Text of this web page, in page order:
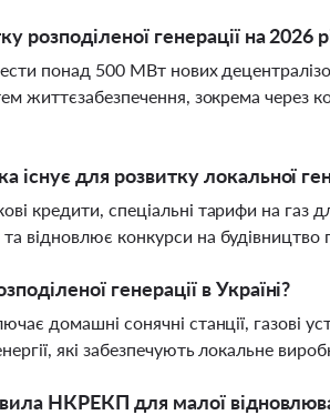
розподіленої генерації на 2026
понад 500 МВт нових
життєзабезпечення, зокрема через
існує для розвитку локальної
кредити, спеціальні тарифи на
відновлює конкурси на
генерації в Україні?
домашні сонячні станції, газові
які забезпечують локальне
НКРЕКП для малої